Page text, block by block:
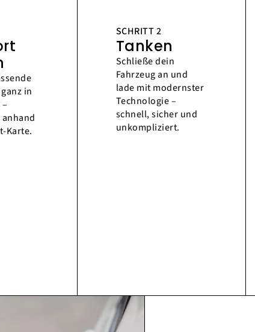
in
Karte.
SCHRITT 2
Tanken
Schließe dein
Fahrzeug an und
lade mit modernster
Technologie –
schnell, sicher und
unkompliziert.